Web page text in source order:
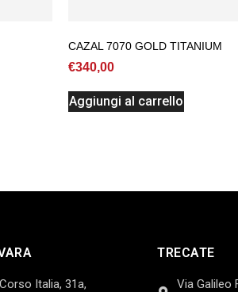
CAZAL 7070 GOLD TITANIUM
€340,00
Aggiungi al carrello
Corso Italia, 31a,
TRECATE
Via Galileo